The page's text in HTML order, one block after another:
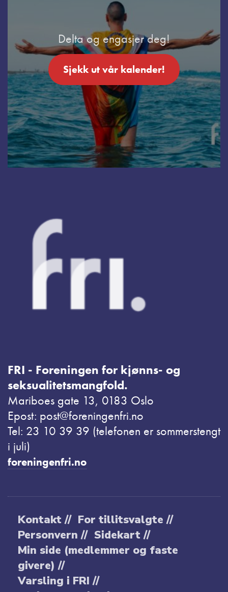
Delta og engasjer deg!
Sjekk ut vår kalender!
FRI - Foreningen for kjønns- og
seksualitetsmangfold.
Mariboes gate 13, 0183 Oslo
Epost: post@foreningenfri.no
Tel: 23 10 39 39 (telefonen er sommerstengt
i juli)
foreningenfri.no
Kontakt // For tillitsvalgte //
Personvern // Sidekart //
Min side (medlemmer og faste
givere) //
Varsling i FRI //